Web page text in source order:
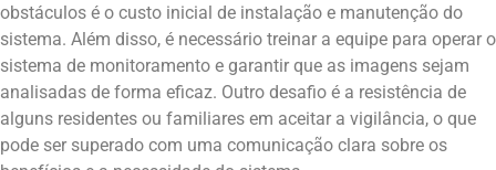
obstáculos é o custo inicial de instalação e manutenção do
sistema. Além disso, é necessário treinar a equipe para operar o
sistema de monitoramento e garantir que as imagens sejam
analisadas de forma eficaz. Outro desafio é a resistência de
alguns residentes ou familiares em aceitar a vigilância, o que
pode ser superado com uma comunicação clara sobre os